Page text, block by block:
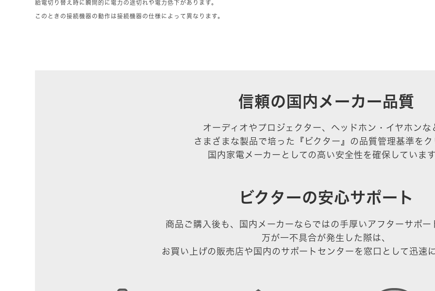
給電切り替え時に瞬間的に電力の途切れや電力低下があります。
このときの接続機器の動作は接続機器の仕様によって異なります。
信頼の国内メーカー品質
オーディオやプロジェクター、ヘッドホン・イヤホンな
さまざまな製品で培った『ビクター』の品質管理基準をク
国内家電メーカーとしての高い安全性を確保しています
ビクターの安心サポート
商品ご購入後も、国内メーカーならではの手厚いアフターサポー
万が一不具合が発生した際は、
お買い上げの販売店や国内のサポートセンターを窓口として迅速に